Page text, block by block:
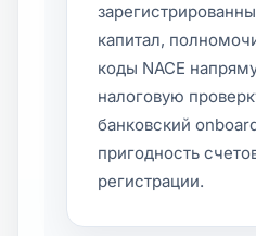
капитал,
коды NACE
налоговую
банковский
пригодность
регистрации.